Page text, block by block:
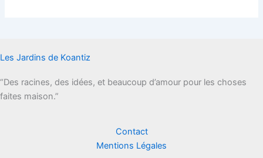
Les Jardins de Koantiz
“Des racines, des idées, et beaucoup d’amour pour les choses
faites maison.”
Contact
Mentions Légales